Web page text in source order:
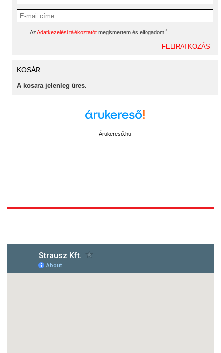
Az Adatkezelési tájékoztatót megismertem és elfogadom!*
KOSÁR
A kosara jelenleg üres.
Árukereső.hu